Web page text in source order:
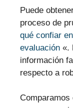
Puede
proceso de
qué confiar
evaluación «.
información
respecto a